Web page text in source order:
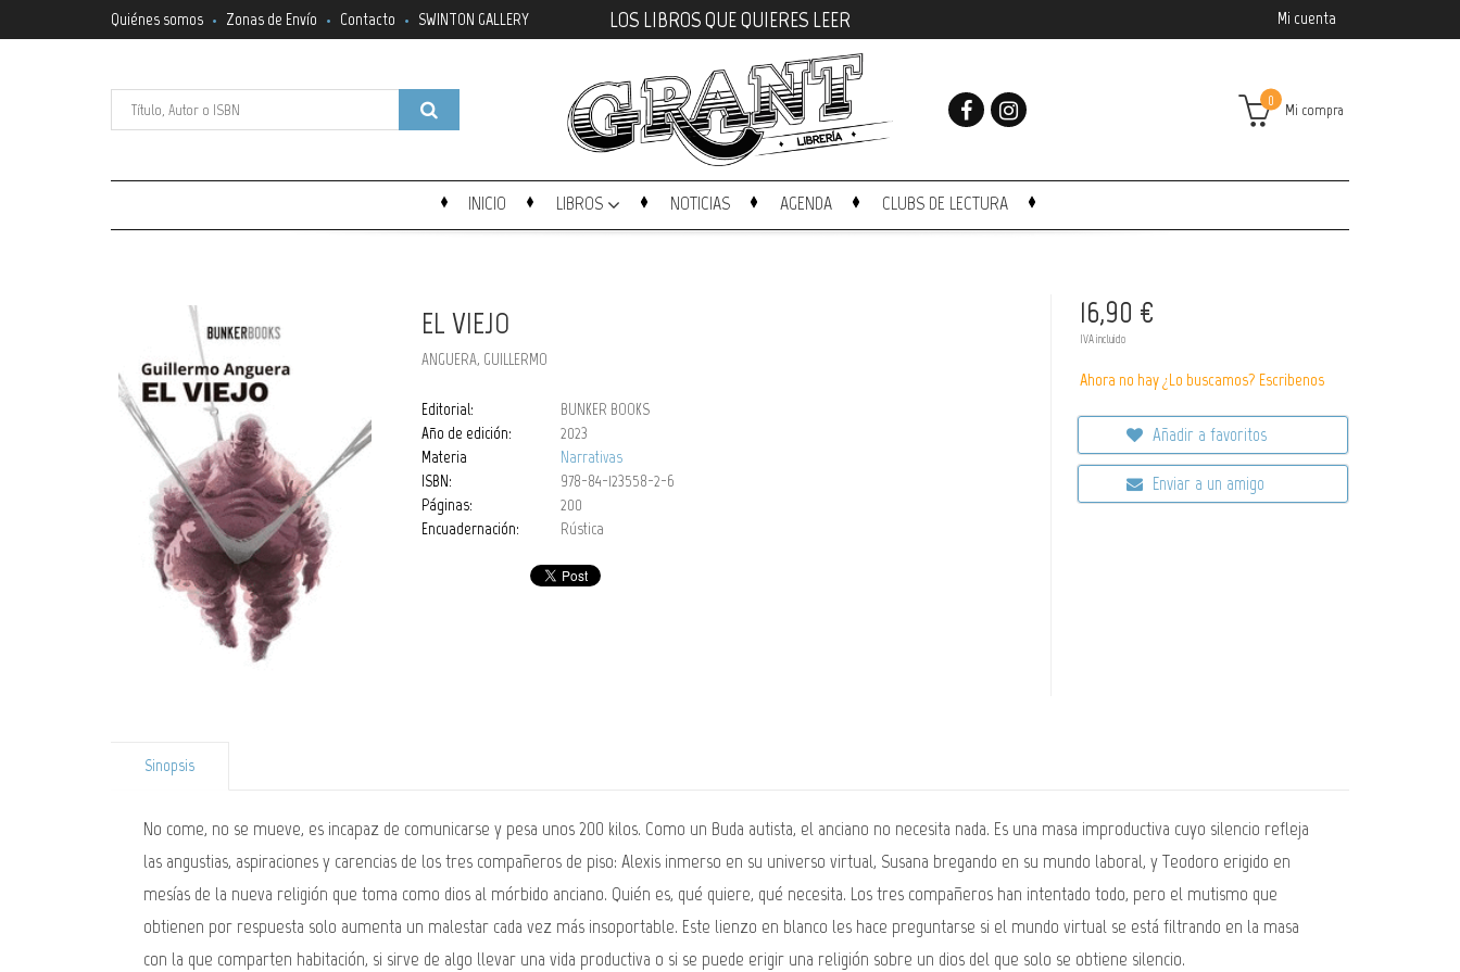
Mi cuenta
Quiénes somos Zonas de Envío Contacto SWINTON GALLERY LOS LIBROS QUE QUIERES LEER
Mi compra
0
INICIO LIBROS NOTICIAS AGENDA CLUBS DE LECTURA
EL VIEJO
ANGUERA, GUILLERMO
Editorial:
BUNKER BOOKS
Año de edición:
2023
Materia
Narrativas
ISBN:
978-84-123558-2-6
Páginas:
200
Encuadernación:
Rústica
16,90 €
IVA incluido
Ahora no hay ¿Lo buscamos? Escribenos
Añadir a favoritos
Enviar a un amigo
Sinopsis
No come, no se mueve, es incapaz de comunicarse y pesa unos 200 kilos. Como un Buda autista, el anciano no necesita nada. Es una masa improductiva cuyo silencio refleja
las angustias, aspiraciones y carencias de los tres compañeros de piso: Alexis inmerso en su universo virtual, Susana bregando en su mundo laboral, y Teodoro erigido en
mesías de la nueva religión que toma como dios al mórbido anciano. Quién es, qué quiere, qué necesita. Los tres compañeros han intentado todo, pero el mutismo que
obtienen por respuesta solo aumenta un malestar cada vez más insoportable. Este lienzo en blanco les hace preguntarse si el mundo virtual se está filtrando en la masa
con la que comparten habitación, si sirve de algo llevar una vida productiva o si se puede erigir una religión sobre un dios del que solo se obtiene silencio.